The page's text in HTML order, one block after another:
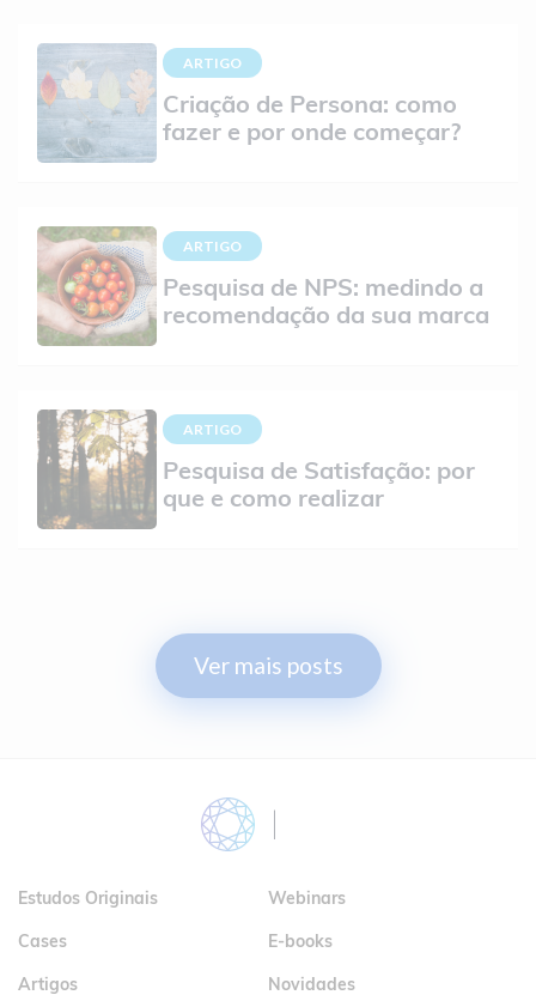
ARTIGO
Criação de Persona: como
fazer e por onde começar?
ARTIGO
Pesquisa de NPS: medindo a
recomendação da sua marca
ARTIGO
Pesquisa de Satisfação: por
que e como realizar
Ver mais posts
Estudos Originais Webinars
Cases E-books
Artigos Novidades